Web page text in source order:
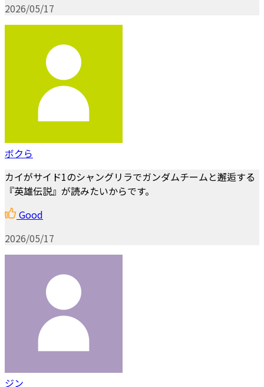
2026/05/17
ボクら
カイがサイド1のシャングリラでガンダムチームと邂逅する
『英雄伝説』が読みたいからです。
Good
2026/05/17
ジン